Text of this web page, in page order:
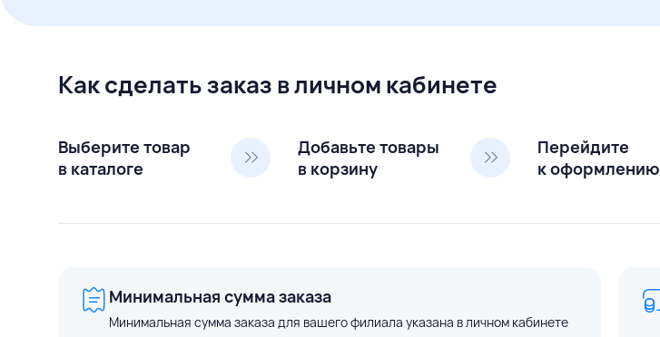
Как сделать заказ в личном кабинете
Выберите товар
в каталоге
Добавьте товары
в корзину
Перейдите
к оформлению
Минимальная сумма заказа
Минимальная сумма заказа для вашего филиала указана в личном кабинете